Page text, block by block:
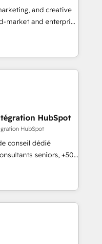
HubSpot • Track
entire buyer journey
that attract
and creative
market and enterprise
that turn
Named
Year in 2024,
in the ecosystem,
that speaks for itself.
model, delivering
in the UK, USA,
Singapore, and
HubSpot
HubSpot
conseil dédié
seniors, +500
mission : faire de
pour votre
compréhension de
de vos données et